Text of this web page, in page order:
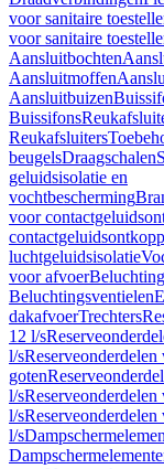
voor sanitaire
voor sanitaire
Aansluitbochten
Aansluitmoffen
Aansluitbuizen
Buissifons
Reukafsluiters
beugelsDraagschalen
geluidsisolatie en
vochtbescherming
voor
luchtgeluidsisolatie
voor afvoer
Beluchtingsventielen
dakafvoerTrechters
12 l/s
l/s
goten
l/s
l/s
l/s